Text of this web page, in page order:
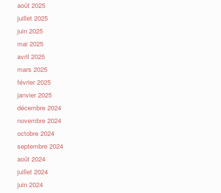
août 2025
juillet 2025
juin 2025
mai 2025
avril 2025
mars 2025
février 2025
janvier 2025
décembre 2024
novembre 2024
octobre 2024
septembre 2024
août 2024
juillet 2024
juin 2024